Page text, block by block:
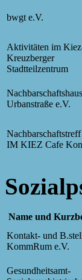
bwgt e.V.
Aktivitäten im
Kreuzberger
Stadtteilzentrum
Nachbarschaftshaus
Urbanstraße e.V.
IM KIEZ Cafe
Name und
Kontakt- und
KommRum e.V.
Gesundheitsamt-